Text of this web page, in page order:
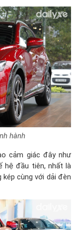
hành
cảm giác đây như
hệ đầu tiên, nhất là
cùng với dải đèn